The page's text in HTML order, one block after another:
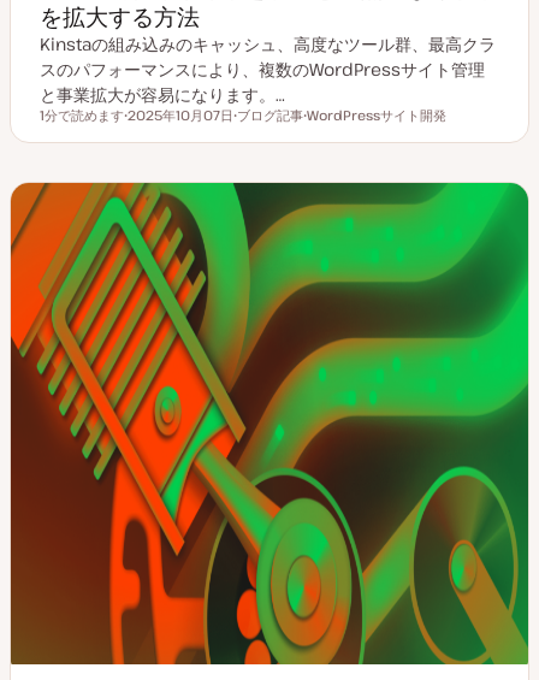
を拡大する方法
Kinstaの組み込みのキャッシュ、高度なツール群、最高クラ
スのパフォーマンスにより、複数のWordPressサイト管理
と事業拡大が容易になります。…
読むのにかかる時間
1分で読めます
新
2025年10月07日
稿
イ
プ
ブログ記事
ピ
ク
WordPressサイト開発